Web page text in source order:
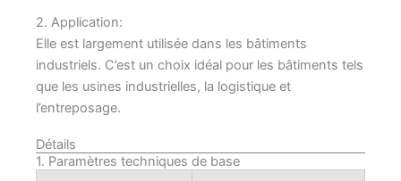
2. Application:
Elle est largement utilisée dans les bâtiments
industriels. C’est un choix idéal pour les bâtiments tels
que les usines industrielles, la logistique et
l’entreposage.
Détails
1. Paramètres techniques de base